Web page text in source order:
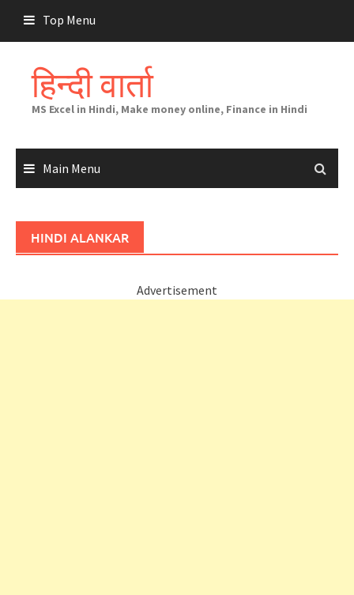
content
Top Menu
हिन्दी वार्ता
MS Excel in Hindi, Make money online, Finance in Hindi
Main Menu
HINDI ALANKAR
Advertisement